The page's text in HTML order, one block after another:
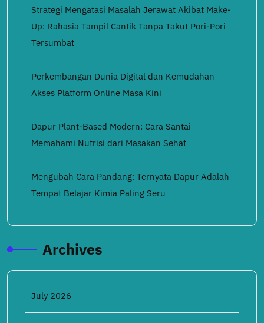
Strategi Mengatasi Masalah Jerawat Akibat Make-
Up: Rahasia Tampil Cantik Tanpa Takut Pori-Pori
Tersumbat
Perkembangan Dunia Digital dan Kemudahan
Akses Platform Online Masa Kini
Dapur Plant-Based Modern: Cara Santai
Memahami Nutrisi dari Masakan Sehat
Mengubah Cara Pandang: Ternyata Dapur Adalah
Tempat Belajar Kimia Paling Seru
Archives
July 2026